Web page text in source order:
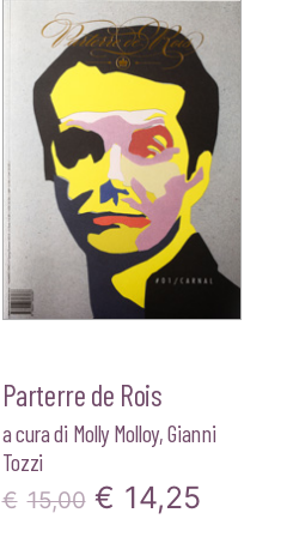
originale
era:
€15,00.
attuale
è:
€14,25.
Parterre de Rois
a cura di Molly Molloy,Gianni
Tozzi
€ 15,00 Il
€ 14,25Il